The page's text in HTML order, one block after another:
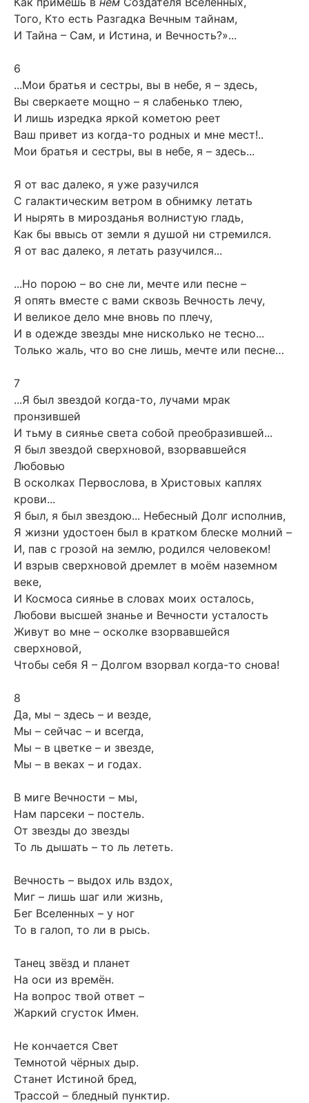
Того, Кто есть Разгадка Вечным тайнам,
И Тайна – Сам, и Истина, и Вечность?»...
6
...Мои братья и сестры, вы в небе, я – здесь,
Вы сверкаете мощно – я слабенько тлею,
И лишь изредка яркой кометою реет
Ваш привет из когда-то родных и мне мест!..
Мои братья и сестры, вы в небе, я – здесь...
Я от вас далеко, я уже разучился
С галактическим ветром в обнимку летать
И нырять в мирозданья волнистую гладь,
Как бы ввысь от земли я душой ни стремился.
Я от вас далеко, я летать разучился...
...Но порою – во сне ли, мечте или песне –
Я опять вместе с вами сквозь Вечность лечу,
И великое дело мне вновь по плечу,
И в одежде звезды мне нисколько не тесно...
Только жаль, что во сне лишь, мечте или песне…
7
...Я был звездой когда-то, лучами мрак
пронзившей
И тьму в сиянье света собой преобразившей...
Я был звездой сверхновой, взорвавшейся
Любовью
В осколках Первослова, в Христовых каплях
крови...
Я был, я был звездою... Небесный Долг исполнив,
Я жизни удостоен был в кратком блеске молний –
И, пав с грозой на землю, родился человеком!
И взрыв сверхновой дремлет в моём наземном
веке,
И Космоса сиянье в словах моих осталось,
Любови высшей знанье и Вечности усталость
Живут во мне – осколке взорвавшейся
сверхновой,
Чтобы себя Я – Долгом взорвал когда-то снова!
8
Да, мы – здесь – и везде,
Мы – сейчас – и всегда,
Мы – в цветке – и звезде,
Мы – в веках – и годах.
В миге Вечности – мы,
Нам парсеки – постель.
От звезды до звезды
То ль дышать – то ль лететь.
Вечность – выдох иль вздох,
Миг – лишь шаг или жизнь,
Бег Вселенных – у ног
То в галоп, то ли в рысь.
Танец звёзд и планет
На оси из времён.
На вопрос твой ответ –
Жаркий сгусток Имен.
Не кончается Свет
Темнотой чёрных дыр.
Станет Истиной бред,
Трассой – бледный пунктир.